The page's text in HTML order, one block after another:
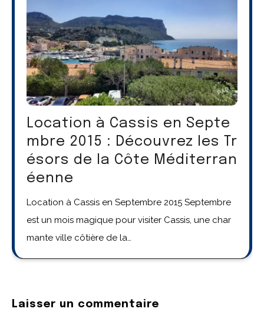
Location à Cassis en Septe
mbre 2015 : Découvrez les Tr
ésors de la Côte Méditerran
éenne
Location à Cassis en Septembre 2015 Septembre
est un mois magique pour visiter Cassis, une char
mante ville côtière de la…
Laisser un commentaire